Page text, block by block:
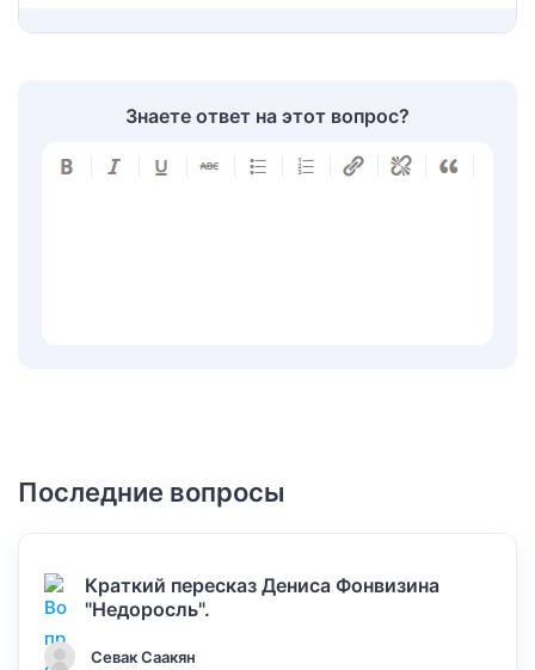
Знаете ответ на этот вопрос?
Последние вопросы
Краткий пересказ Дениса Фонвизина
"Недоросль".
Севак Саакян